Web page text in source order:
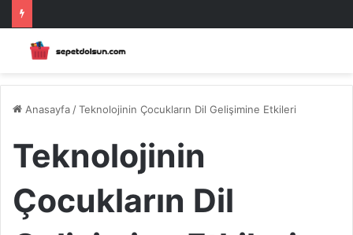
Anasayfa /Teknolojinin Çocukların Dil Gelişimine Etkileri
Teknolojinin
Çocukların Dil